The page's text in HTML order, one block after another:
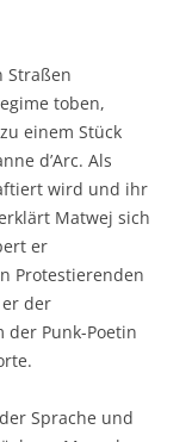
Straßen
toben,
einem Stück
d’Arc. Als
wird und ihr
Matwej sich
er
Protestierenden
der
der Punk-Poetin
Sprache und